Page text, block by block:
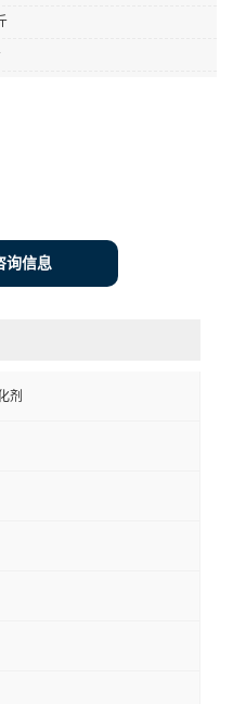
询信息
剂